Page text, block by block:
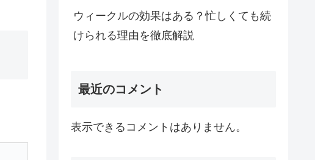
ウィークルの効果はある？忙しくても続
けられる理由を徹底解説
最近のコメント
表示できるコメントはありません。